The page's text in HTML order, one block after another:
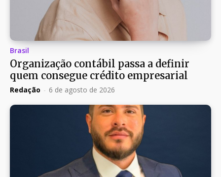
Brasil
Organização contábil passa a definir
quem consegue crédito empresarial
Redação - 6 de agosto de 2026